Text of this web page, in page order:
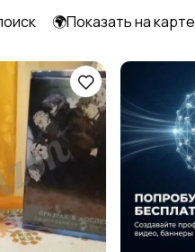
🌍Показать на карте